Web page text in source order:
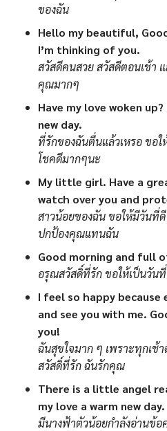
ของฉัน
Hello my beautiful,
I’m thinking of you.
สวัสดีคนสวย สวัสดีตอนเช้า
คุณมากๆ
Have my love woken
new day.
ที่รักของฉันตื่นแล้วเหรอ ขอ
โชคดีมากๆนะ
My little girl. Have a
watch over you and
สาวน้อยของฉัน ขอให้มีวันที่
ปกป้องคุณแทนฉัน
Good morning and full
อรุณสวัสดิ์ที่รัก ขอให้เป็นวัน
I feel so happy because
and see you with me.
you!
ฉันสุขใจมาก ๆ เพราะทุกเช้
สวัสดิ์ที่รัก ฉันรักคุณ
There is a little angel
my love a warm new day.
มีนางฟ้าตัวน้อยกำลังอ่านข้